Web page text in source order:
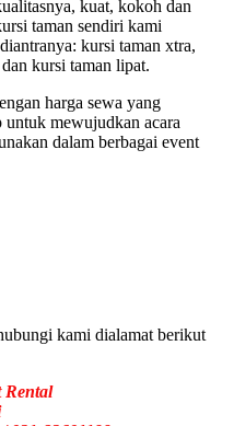
kuat, kokoh dan
taman sendiri kami
kursi taman xtra,
kursi taman lipat.
harga sewa yang
untuk mewujudkan acara
dalam berbagai event
kami dialamat berikut
Rental